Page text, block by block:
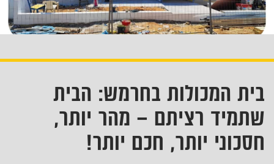
בית המכולות בחרמש: הבית
שתמיד רציתם – מהר יותר,
חסכוני יותר, חכם יותר!